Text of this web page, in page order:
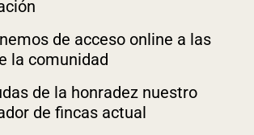
de acceso online a las
la comunidad
de la honradez nuestro
de fincas actual